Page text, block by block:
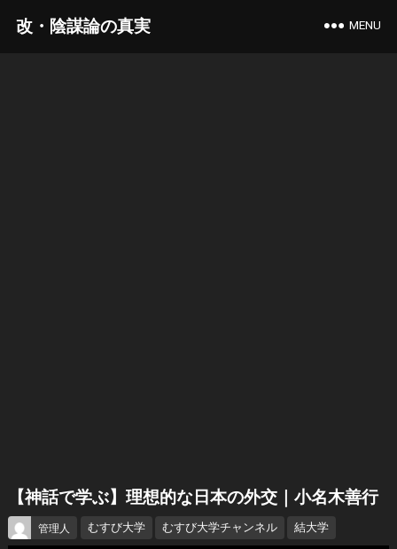
改・陰謀論の真実 MENU
【神話で学ぶ】理想的な日本の外交｜小名木善行
管理人 むすび大学 むすび大学チャンネル 結大学